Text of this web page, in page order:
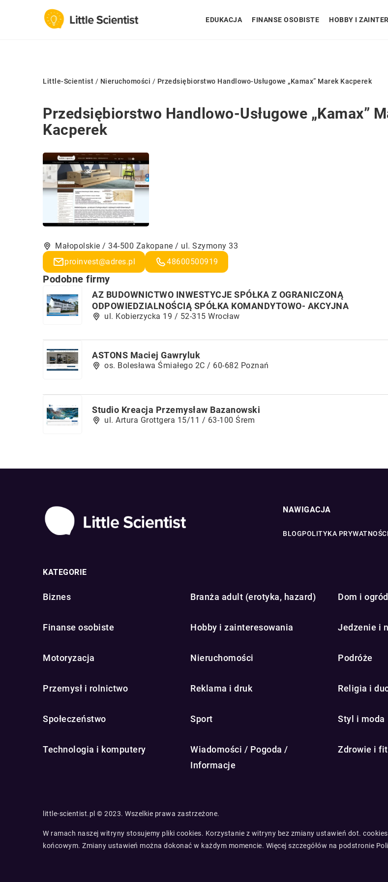
EDUKACJA FINANSE OSOBISTE HOBBY I
Little-Scientist / Nieruchomości / Przedsiębiorstwo Handlowo-Usługowe „Kamax” Marek Kacperek
Przedsiębiorstwo Handlowo-Usługowe „Kamax”
Kacperek
Małopolskie / 34-500 Zakopane / ul. Szymony 33
proinvest@adres.pl
48600500919
Podobne firmy
AZ BUDOWNICTWO INWESTYCJE SPÓŁKA Z OGRANICZONĄ
ODPOWIEDZIALNOŚCIĄ SPÓŁKA KOMANDYTOWO- AKCYJNA
ul. Kobierzycka 19 / 52-315 Wrocław
ASTONS Maciej Gawryluk
os. Bolesława Śmiałego 2C / 60-682 Poznań
Studio Kreacja Przemysław Bazanowski
ul. Artura Grottgera 15/11 / 63-100 Śrem
NAWIGACJA
BLOGPOLITYKA PRYWATNOŚCI
KATEGORIE
Biznes Branża adult (erotyka, hazard) Dom i ogród
Finanse osobiste Hobby i zainteresowania Jedzenie i
Motoryzacja Nieruchomości Podróże
Przemysł i rolnictwo Reklama i druk Religia i
Społeczeństwo Sport Styl i moda
Technologia i komputery
Wiadomości / Pogoda /
Informacje
Zdrowie i
little-scientist.pl © 2023. Wszelkie prawa zastrzeżone.
W ramach naszej witryny stosujemy pliki cookies. Korzystanie z witryny bez zmiany ustawień dot.
końcowym. Zmiany ustawień można dokonać w każdym momencie. Więcej szczegółów na podstronie